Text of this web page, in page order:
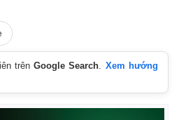
Multimedia
trênGoogle Search. Xem hướng